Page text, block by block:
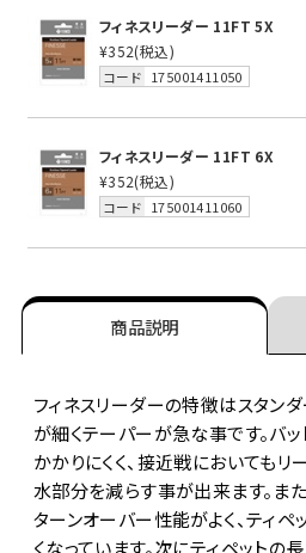
フィネスリーダー 11FT 5X
¥352(税込)
コード 175001411050
フィネスリーダー 11FT 6X
¥352(税込)
コード 175001411060
商品説明
フィネスリーダーの特徴はスタン
が細くテーパーが急な事です。バ
かかりにくく、接近戦においても
水部分を減らす事が出来ます。ま
ターンオーバー性能がよく、ティペ
くなっています。次にティペット